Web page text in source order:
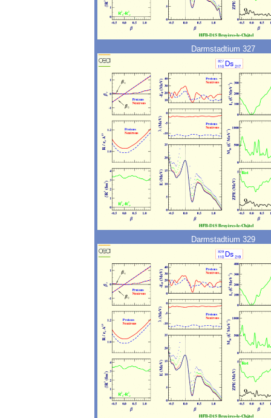
Darmstadtium 327
Darmstadtium 329